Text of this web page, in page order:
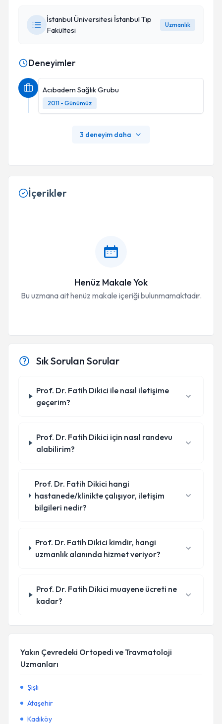
İstanbul Üniversitesi İstanbul Tıp
Fakültesi
Uzmanlık
Deneyimler
Acıbadem Sağlık Grubu
2011 - Günümüz
3 deneyim daha
İçerikler
Henüz Makale Yok
Bu uzmana ait henüz makale içeriği bulunmamaktadır.
Sık Sorulan Sorular
Prof. Dr. Fatih Dikici ile nasıl iletişime
geçerim?
Prof. Dr. Fatih Dikici için nasıl randevu
alabilirim?
Prof. Dr. Fatih Dikici hangi
hastanede/klinikte çalışıyor, iletişim
bilgileri nedir?
Prof. Dr. Fatih Dikici kimdir, hangi
uzmanlık alanında hizmet veriyor?
Prof. Dr. Fatih Dikici muayene ücreti ne
kadar?
Yakın Çevredeki Ortopedi ve Travmatoloji
Uzmanları
Şişli
Ataşehir
Kadıköy